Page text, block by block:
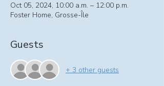
Oct 05, 2024, 10:00 a.m. – 12:00 p.m.
Foster Home, Grosse-Île
Guests
+ 3 other guests